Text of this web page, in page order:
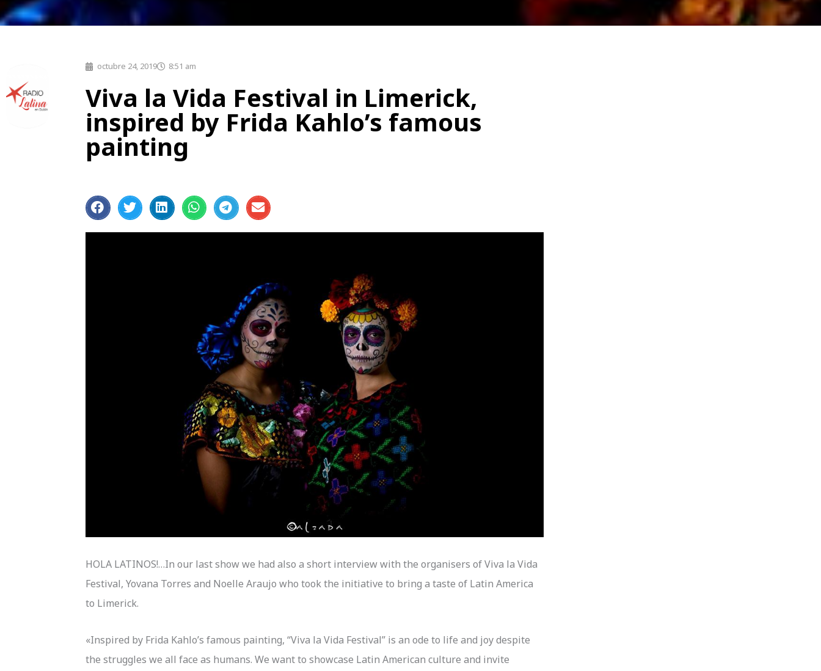
octubre 24, 2019 8:51 am
Viva la Vida Festival in Limerick,
inspired by Frida Kahlo’s famous
painting
HOLA LATINOS!…In our last show we had also a short interview with the organisers of Viva la Vida
Festival, Yovana Torres and Noelle Araujo who took the initiative to bring a taste of Latin America
to Limerick.
«Inspired by Frida Kahlo’s famous painting, “Viva la Vida Festival” is an ode to life and joy despite
the struggles we all face as humans. We want to showcase Latin American culture and invite